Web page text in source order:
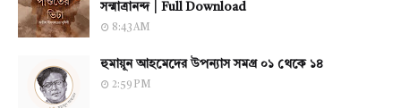
সন্মাত্রানন্দ | Full Download
8:43 AM
হুমায়ূন আহমেদের উপন্যাস সমগ্র ০১ থেকে ১৪
2:59 PM